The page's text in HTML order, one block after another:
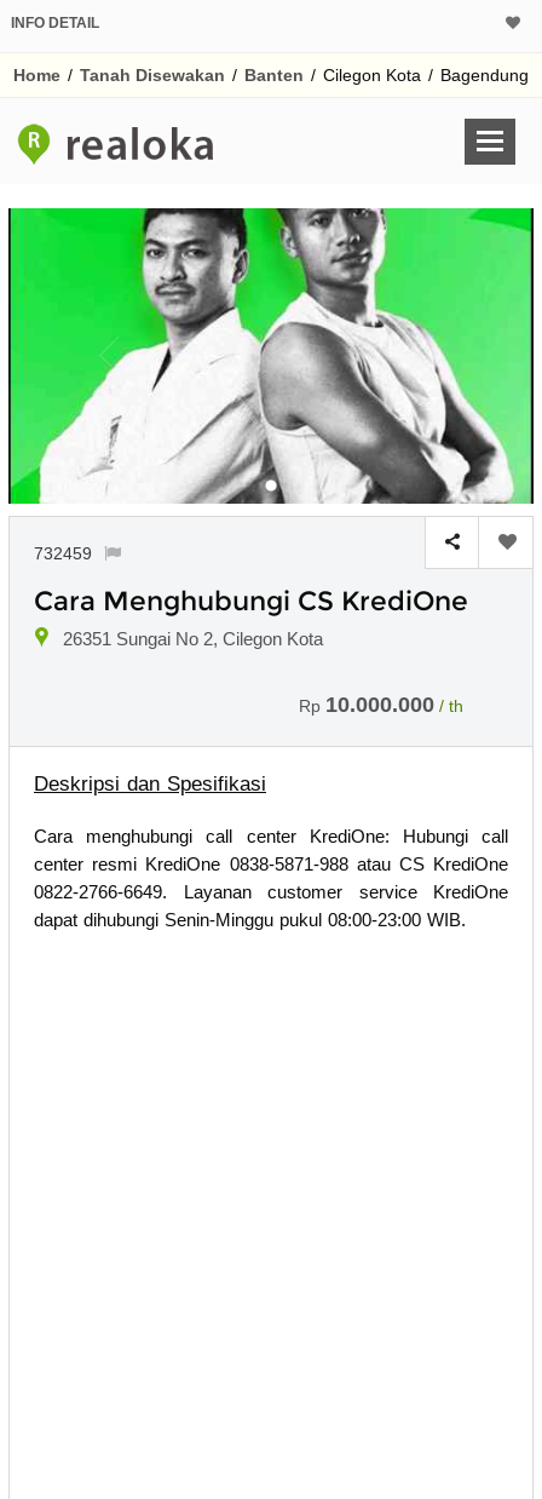
INFO DETAIL
Home / Tanah Disewakan / Banten / Cilegon Kota / Bagendung
732459
Cara Menghubungi CS KrediOne
26351 Sungai No 2, Cilegon Kota
Rp 10.000.000 / th
Deskripsi dan Spesifikasi
Cara menghubungi call center KrediOne: Hubungi call
center resmi KrediOne 0838-5871-988 atau CS KrediOne
0822-2766-6649. Layanan customer service KrediOne
dapat dihubungi Senin-Minggu pukul 08:00-23:00 WIB.